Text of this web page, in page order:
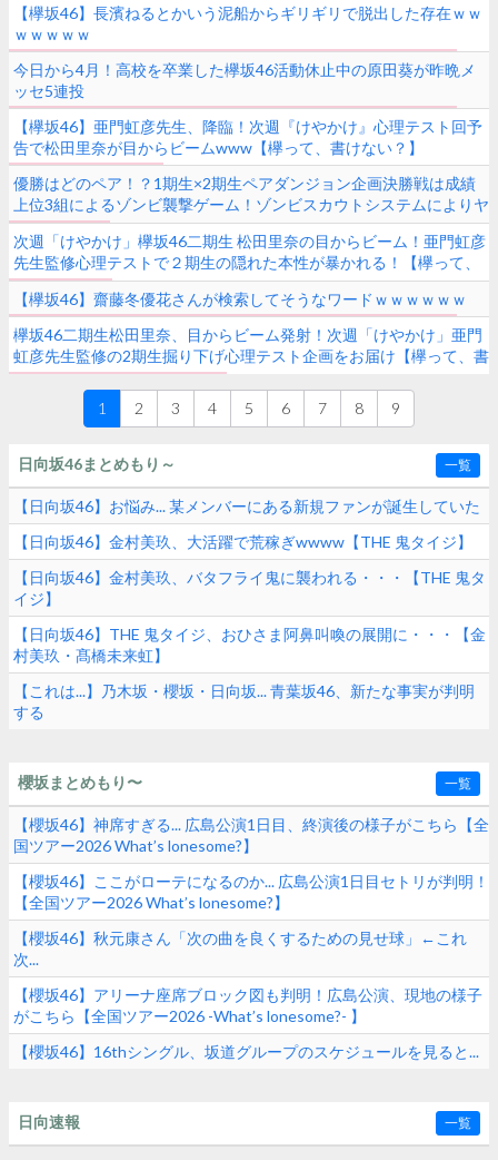
【欅坂46】長濱ねるとかいう泥船からギリギリで脱出した存在ｗｗ
ｗｗｗｗｗ
今日から4月！高校を卒業した欅坂46活動休止中の原田葵が昨晩メ
ッセ5連投
【欅坂46】亜門虹彦先生、降臨！次週『けやかけ』心理テスト回予
告で松田里奈が目からビームwww【欅って、書けない？】
優勝はどのペア！？1期生×2期生ペアダンジョン企画決勝戦は成績
上位3組によるゾンビ襲撃ゲーム！ゾンビスカウトシステムによりヤ
バいゾンビさらに2体追加【欅って、書けない？】
次週「けやかけ」欅坂46二期生 松田里奈の目からビーム！亜門虹彦
先生監修心理テストで２期生の隠れた本性が暴かれる！【欅って、
書けない?】
【欅坂46】齋藤冬優花さんが検索してそうなワードｗｗｗｗｗｗ
欅坂46二期生松田里奈、目からビーム発射！次週「けやかけ」亜門
虹彦先生監修の2期生掘り下げ心理テスト企画をお届け【欅って、書
けない？】
1
2 3 4 5 6 7 8 9
日向坂46まとめもり～ 一覧
【日向坂46】お悩み... 某メンバーにある新規ファンが誕生していた
【日向坂46】金村美玖、大活躍で荒稼ぎwwww【THE 鬼タイジ】
【日向坂46】金村美玖、バタフライ鬼に襲われる・・・【THE 鬼タ
イジ】
【日向坂46】THE 鬼タイジ、おひさま阿鼻叫喚の展開に・・・【金
村美玖・髙橋未来虹】
【これは...】乃木坂・櫻坂・日向坂... 青葉坂46、新たな事実が判明
する
櫻坂まとめもり〜 一覧
【櫻坂46】神席すぎる... 広島公演1日目、終演後の様子がこちら【全
国ツアー2026 What’s lonesome?】
【櫻坂46】ここがローテになるのか... 広島公演1日目セトリが判明！
【全国ツアー2026 What’s lonesome?】
【櫻坂46】秋元康さん「次の曲を良くするための見せ球」←これ
次...
【櫻坂46】アリーナ座席ブロック図も判明！広島公演、現地の様子
がこちら【全国ツアー2026 -What’s lonesome?- 】
【櫻坂46】16thシングル、坂道グループのスケジュールを見ると...
日向速報 一覧